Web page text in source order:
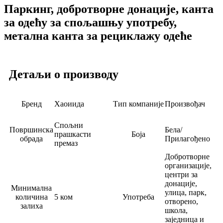
Паркинг, добротворне донације, канта
за одећу за спољашњу употребу,
метална канта за рециклажу одеће
Детаљи о производу
Бренд Хаоиида Тип компанијеПроизвођач
Површинска
обрада
Спољни
прашкасти
премаз
Боја
Бела/
Прилагођено
Минимална
количина
залиха
5 ком Употреба
Добротворне
организације,
центри за
донације,
улица, парк,
отворено,
школа,
заједница и